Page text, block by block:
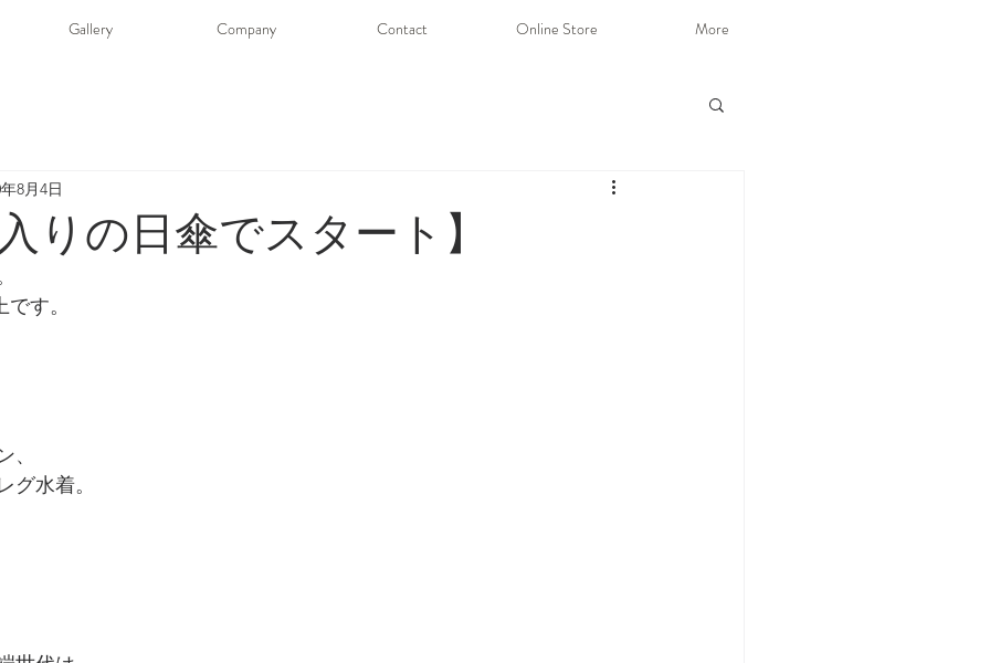
Gallery Company Contact Online Store More
りの日傘でスタート】
8月4日
す。
、
グ水着。